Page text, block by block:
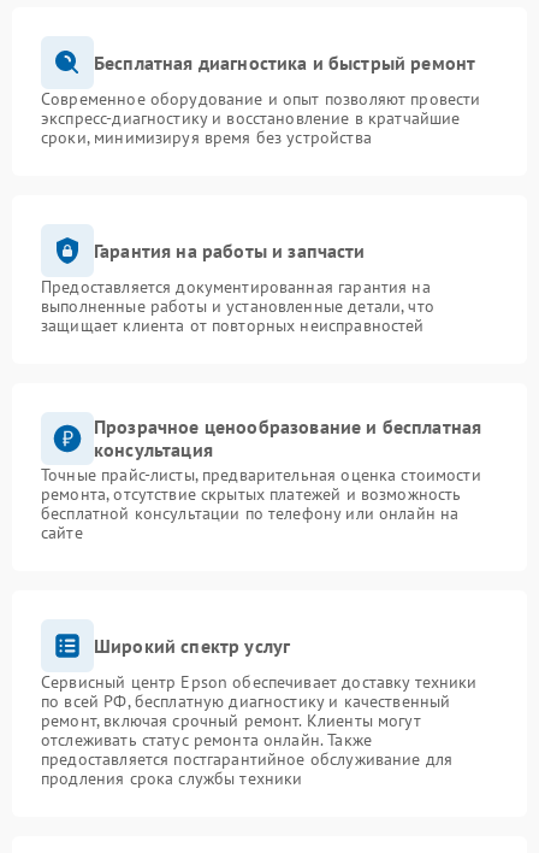
Бесплатная диагностика и быстрый ремонт
Современное оборудование и опыт позволяют провести
экспресс-диагностику и восстановление в кратчайшие
сроки, минимизируя время без устройства
Гарантия на работы и запчасти
Предоставляется документированная гарантия на
выполненные работы и установленные детали, что
защищает клиента от повторных неисправностей
Прозрачное ценообразование и бесплатная
консультация
Точные прайс-листы, предварительная оценка стоимости
ремонта, отсутствие скрытых платежей и возможность
бесплатной консультации по телефону или онлайн на
сайте
Широкий спектр услуг
Сервисный центр Epson обеспечивает доставку техники
по всей РФ, бесплатную диагностику и качественный
ремонт, включая срочный ремонт. Клиенты могут
отслеживать статус ремонта онлайн. Также
предоставляется постгарантийное обслуживание для
продления срока службы техники